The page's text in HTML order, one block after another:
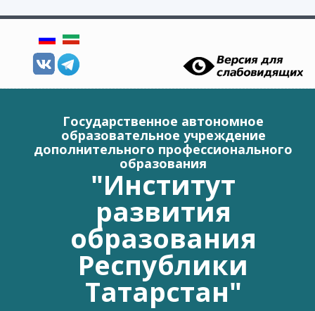
Государственное автономное
образовательное учреждение
дополнительного профессионального
образования
"Институт
развития
образования
Республики
Татарстан"